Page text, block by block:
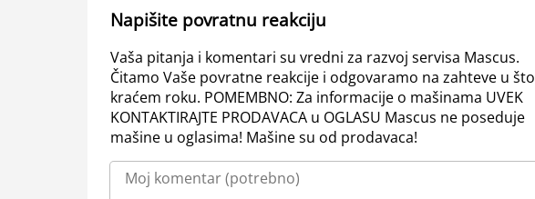
Napišite povratnu reakciju
Vaša pitanja i komentari su vredni za razvoj servisa Mascus.
Čitamo Vaše povratne reakcije i odgovaramo na zahteve u što
kraćem roku. POMEMBNO: Za informacije o mašinama UVEK
KONTAKTIRAJTE PRODAVACA u OGLASU Mascus ne poseduje
mašine u oglasima! Mašine su od prodavaca!